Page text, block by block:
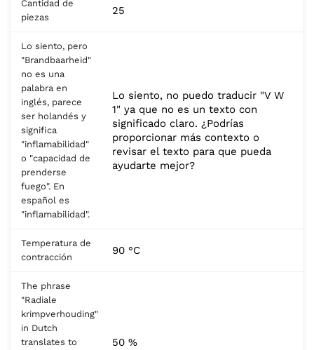
Cantidad de
piezas
25
Lo siento, pero
"Brandbaarheid"
no es una
palabra en
inglés, parece
ser holandés y
significa
"inflamabilidad"
o "capacidad de
prenderse
fuego". En
español es
"inflamabilidad".
Lo siento, no puedo traducir "V W
1" ya que no es un texto con
significado claro. ¿Podrías
proporcionar más contexto o
revisar el texto para que pueda
ayudarte mejor?
Temperatura de
contracción
90 °C
The phrase
"Radiale
krimpverhouding"
in Dutch
translates to
50 %